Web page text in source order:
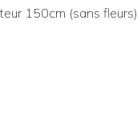
150cm (sans fleurs)